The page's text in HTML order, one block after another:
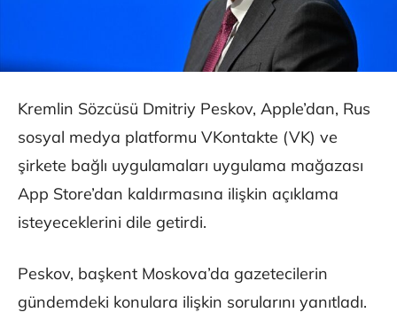
Kremlin Sözcüsü Dmitriy Peskov, Apple’dan, Rus
sosyal medya platformu VKontakte (VK) ve
şirkete bağlı uygulamaları uygulama mağazası
App Store’dan kaldırmasına ilişkin açıklama
isteyeceklerini dile getirdi.
Peskov, başkent Moskova’da gazetecilerin
gündemdeki konulara ilişkin sorularını yanıtladı.